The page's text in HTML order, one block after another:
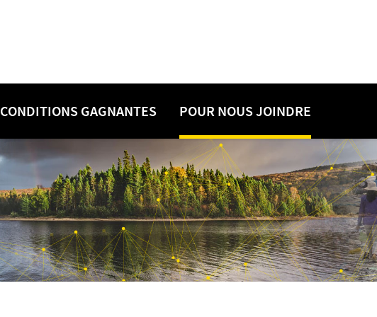
CONDITIONS GAGNANTES POUR NOUS JOINDRE